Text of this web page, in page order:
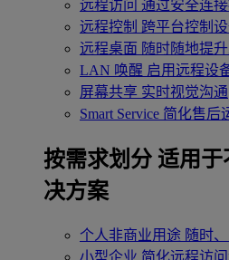
远程访问 通过安全连
远程控制 跨平台控制
远程桌面 随时随地提
LAN 唤醒 启用远程设
屏幕共享 实时视觉沟通
Smart Service 简化售后
按需求划分 适用于
决方案
个人非商业用途 随时
小型企业 简化远程访